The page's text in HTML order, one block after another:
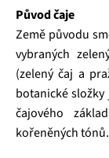
Původ čaje
Země původu
vybraných
(zelený čaj a
botanické
čajového
kořeněných tónů.